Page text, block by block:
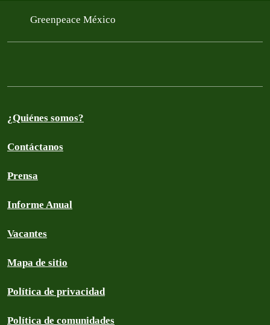
Greenpeace México
¿Quiénes somos?
Contáctanos
Prensa
Informe Anual
Vacantes
Mapa de sitio
Política de privacidad
Política de comunidades